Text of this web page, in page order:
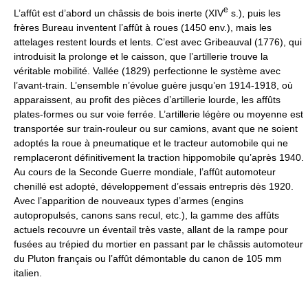
L’affût est d’abord un châssis de bois inerte (XIVe s.), puis les
frères Bureau inventent l’affût à roues (1450 env.), mais les
attelages restent lourds et lents. C’est avec Gribeauval (1776), qui
introduisit la prolonge et le caisson, que l’artillerie trouve la
véritable mobilité. Vallée (1829) perfectionne le système avec
l’avant-train. L’ensemble n’évolue guère jusqu’en 1914-1918, où
apparaissent, au profit des pièces d’artillerie lourde, les affûts
plates-formes ou sur voie ferrée. L’artillerie légère ou moyenne est
transportée sur train-rouleur ou sur camions, avant que ne soient
adoptés la roue à pneumatique et le tracteur automobile qui ne
remplaceront définitivement la traction hippomobile qu’après 1940.
Au cours de la Seconde Guerre mondiale, l’affût automoteur
chenillé est adopté, développement d’essais entrepris dès 1920.
Avec l’apparition de nouveaux types d’armes (engins
autopropulsés, canons sans recul, etc.), la gamme des affûts
actuels recouvre un éventail très vaste, allant de la rampe pour
fusées au trépied du mortier en passant par le châssis automoteur
du Pluton français ou l’affût démontable du canon de 105 mm
italien.